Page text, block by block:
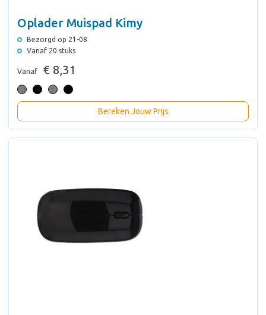
Oplader Muispad Kimy
Bezorgd op 21-08
Vanaf 20 stuks
Vanaf € 8,31
Bereken Jouw Prijs